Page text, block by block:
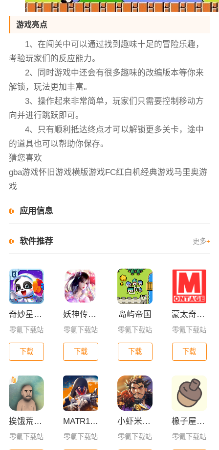
游戏亮点
1、在闯关中可以通过找到趣味十足的冒险乐趣，
考验玩家们的反应能力。
2、同时游戏中还会有很多趣味的改编版本等你来
解锁，玩法更加丰富。
3、操作起来非常简单，玩家们只需要控制移动方
向并进行跳跃即可。
4、只有顺利抵达终点才可以解锁更多关卡，途中
的道具也可以帮助你保存。
猜您喜欢
gba游戏怀旧游戏横版游戏FC红白机经典游戏马里奥游
戏
应用信息
软件推荐 更多+
奇妙星际宇航员
零氪下载站
下载
妖神传GM版
零氪下载站
下载
岛屿帝国
零氪下载站
下载
蒙太奇影视2025最新版本下载
零氪下载站
下载
挨饿荒野联机版
零氪下载站
MATR1X FIRE
零氪下载站
小虾米战三国
零氪下载站
橡子屋手游
零氪下载站